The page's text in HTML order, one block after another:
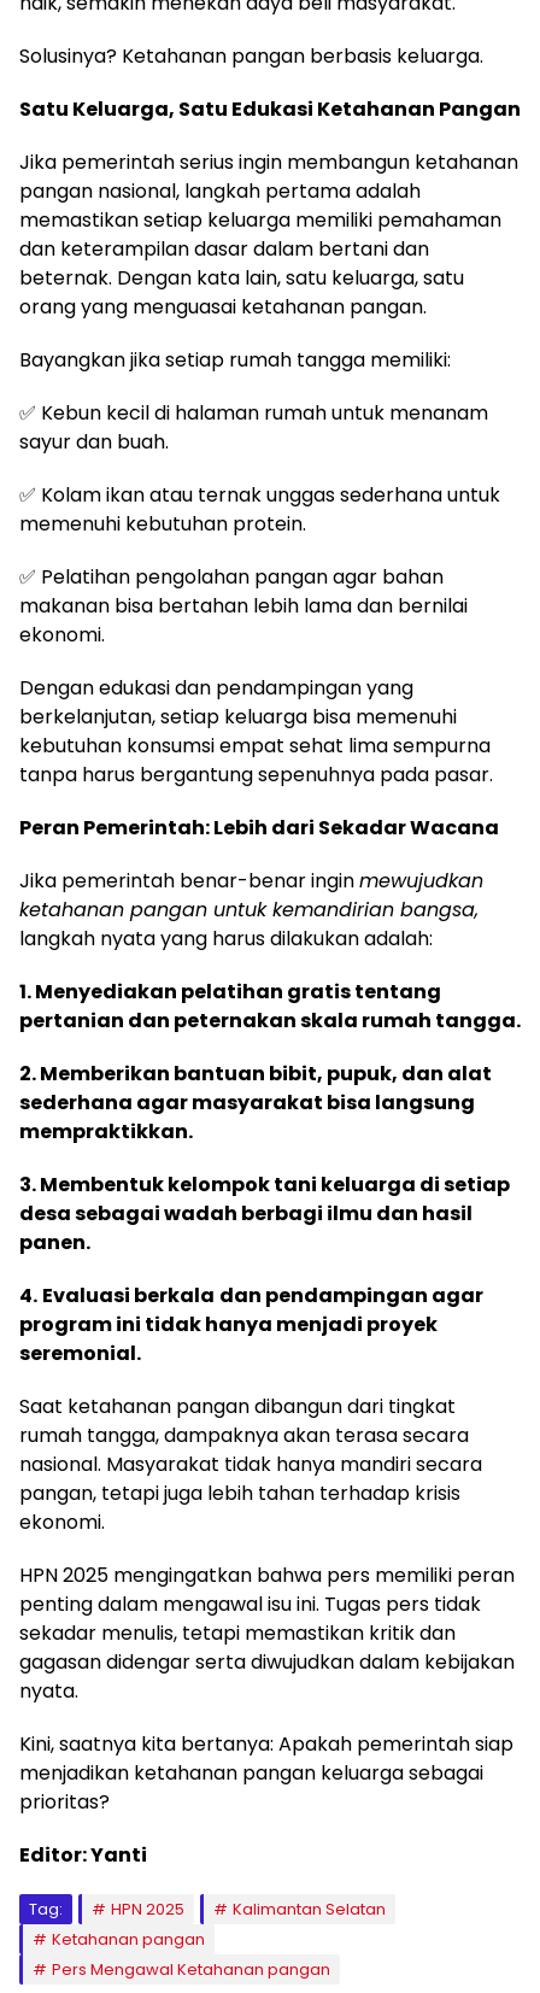
Solusinya? Ketahanan pangan berbasis keluarga.
Satu Keluarga, Satu Edukasi Ketahanan Pangan
Jika pemerintah serius ingin membangun ketahanan
pangan nasional, langkah pertama adalah
memastikan setiap keluarga memiliki pemahaman
dan keterampilan dasar dalam bertani dan
beternak. Dengan kata lain, satu keluarga, satu
orang yang menguasai ketahanan pangan.
Bayangkan jika setiap rumah tangga memiliki:
✅ Kebun kecil di halaman rumah untuk menanam
sayur dan buah.
✅ Kolam ikan atau ternak unggas sederhana untuk
memenuhi kebutuhan protein.
✅ Pelatihan pengolahan pangan agar bahan
makanan bisa bertahan lebih lama dan bernilai
ekonomi.
Dengan edukasi dan pendampingan yang
berkelanjutan, setiap keluarga bisa memenuhi
kebutuhan konsumsi empat sehat lima sempurna
tanpa harus bergantung sepenuhnya pada pasar.
Peran Pemerintah: Lebih dari Sekadar Wacana
Jika pemerintah benar-benar inginmewujudkan
ketahanan pangan untuk kemandirian bangsa,
langkah nyata yang harus dilakukan adalah:
1. Menyediakan pelatihan gratis tentang
pertanian dan peternakan skala rumah tangga.
2. Memberikan bantuan bibit, pupuk, dan alat
sederhana agar masyarakat bisa langsung
mempraktikkan.
3. Membentuk kelompok tani keluarga di setiap
desa sebagai wadah berbagi ilmu dan hasil
panen.
4. Evaluasi berkala dan pendampingan agar
program ini tidak hanya menjadi proyek
seremonial.
Saat ketahanan pangan dibangun dari tingkat
rumah tangga, dampaknya akan terasa secara
nasional. Masyarakat tidak hanya mandiri secara
pangan, tetapi juga lebih tahan terhadap krisis
ekonomi.
HPN 2025 mengingatkan bahwa pers memiliki peran
penting dalam mengawal isu ini. Tugas pers tidak
sekadar menulis, tetapi memastikan kritik dan
gagasan didengar serta diwujudkan dalam kebijakan
nyata.
Kini, saatnya kita bertanya: Apakah pemerintah siap
menjadikan ketahanan pangan keluarga sebagai
prioritas?
Editor: Yanti
Tag: HPN 2025
Kalimantan Selatan
Ketahanan pangan
Pers Mengawal Ketahanan pangan